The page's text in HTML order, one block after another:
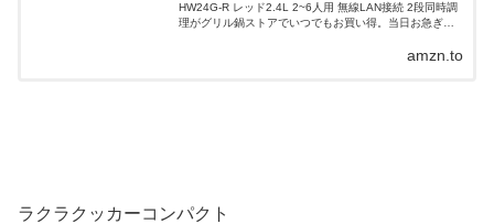
HW24G-R レッド2.4L 2~6人用 無線LAN接続 2段同時調
理がグリル鍋ストアでいつでもお買い得。当日お急ぎ便
amzn.to
ラクラクッカーコンパクト